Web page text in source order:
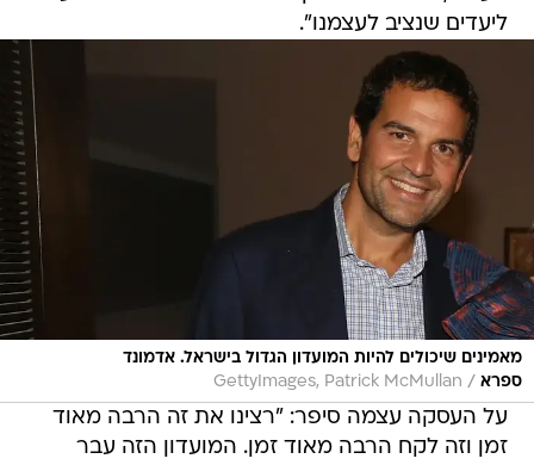
ליעדים שנציב לעצמנו".
מאמינים שיכולים להיות המועדון הגדול בישראל. אדמונד
ספרא /
GettyImages, Patrick McMullan
על העסקה עצמה סיפר: "רצינו את זה הרבה מאוד
זמן וזה לקח הרבה מאוד זמן. המועדון הזה עבר